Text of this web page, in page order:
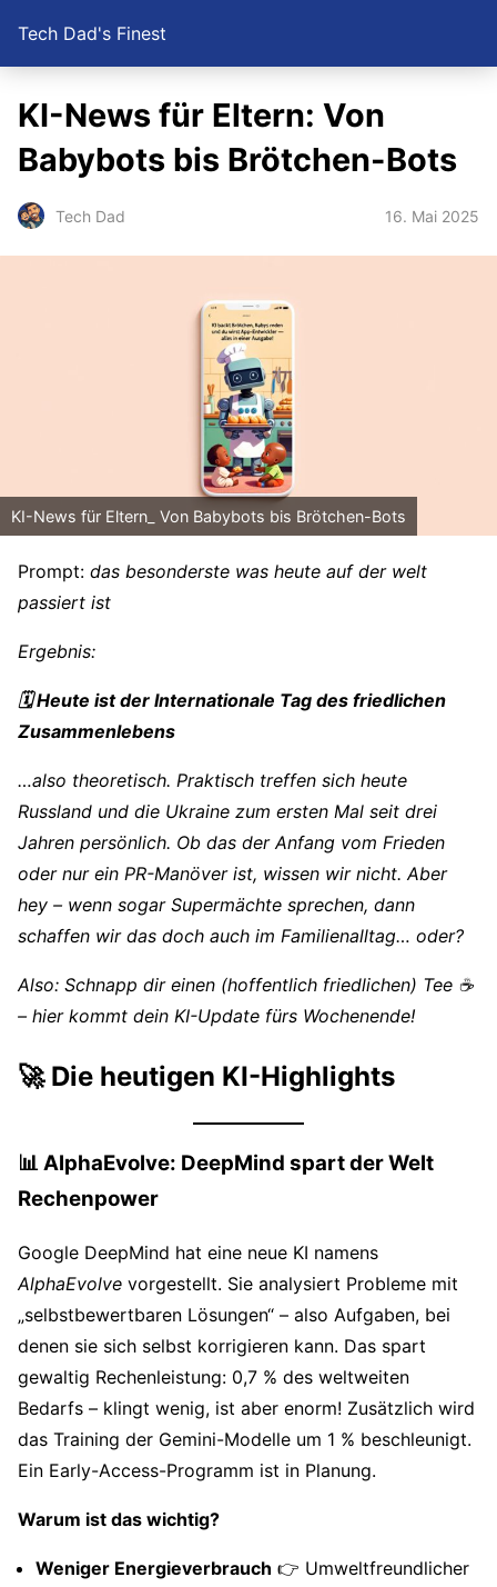
Tech Dad's Finest
KI-News für Eltern: Von
Babybots bis Brötchen-Bots
Tech Dad 16. Mai 2025
KI-News für Eltern_ Von Babybots bis Brötchen-Bots
Prompt: das besonderste was heute auf der welt
passiert ist
Ergebnis:
🗓️ Heute ist der Internationale Tag des friedlichen
Zusammenlebens
…also theoretisch. Praktisch treffen sich heute
Russland und die Ukraine zum ersten Mal seit drei
Jahren persönlich. Ob das der Anfang vom Frieden
oder nur ein PR-Manöver ist, wissen wir nicht. Aber
hey – wenn sogar Supermächte sprechen, dann
schaffen wir das doch auch im Familienalltag… oder?
Also: Schnapp dir einen (hoffentlich friedlichen) Tee ☕
– hier kommt dein KI-Update fürs Wochenende!
🚀 Die heutigen KI-Highlights
📊 AlphaEvolve: DeepMind spart der Welt
Rechenpower
Google DeepMind hat eine neue KI namens
AlphaEvolve vorgestellt. Sie analysiert Probleme mit
„selbstbewertbaren Lösungen“ – also Aufgaben, bei
denen sie sich selbst korrigieren kann. Das spart
gewaltig Rechenleistung: 0,7 % des weltweiten
Bedarfs – klingt wenig, ist aber enorm! Zusätzlich wird
das Training der Gemini-Modelle um 1 % beschleunigt.
Ein Early-Access-Programm ist in Planung.
Warum ist das wichtig?
Weniger Energieverbrauch 👉 Umweltfreundlicher